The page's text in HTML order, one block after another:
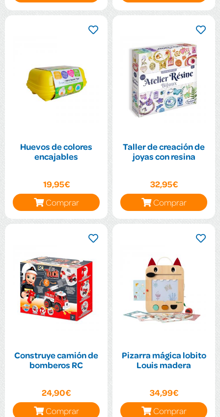
Huevos de colores
encajables
19,95€
Comprar
Taller de creación de
joyas con resina
32,95€
Comprar
Construye camión de
bomberos RC
24,90€
Comprar
Pizarra mágica lobito
Louis madera
34,99€
Comprar